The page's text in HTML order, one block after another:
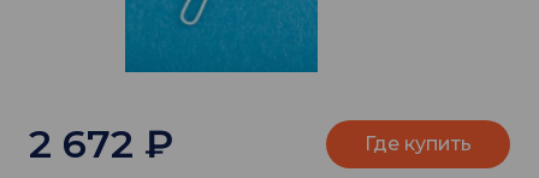
2 672 ₽ Где купить